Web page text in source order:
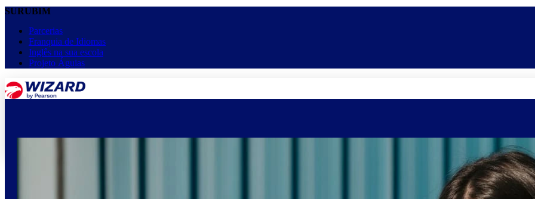
SURUBIM
Parcerias
Franquia de Idiomas
Inglês na sua escola
Projeto Águias
Equipe